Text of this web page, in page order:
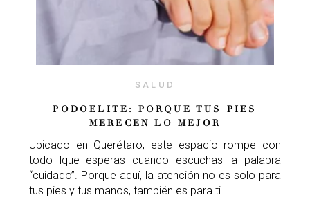
SALUD
PODOELITE: PORQUE TUS PIES
MERECEN LO MEJOR
Ubicado en Querétaro, este espacio rompe con
todo lque esperas cuando escuchas la palabra
“cuidado”. Porque aquí, la atención no es solo para
tus pies y tus manos, también es para ti.